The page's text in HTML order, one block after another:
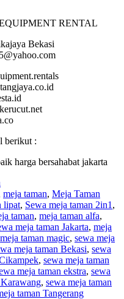
RENTAL
Bekasi
berikut :
harga bersahabat jakarta
meja taman, Meja Taman
lipat, Sewa meja taman 2in1 ,
taman, meja taman alfa,
meja taman Jakarta, meja
meja taman magic, sewa meja
meja taman Bekasi, sewa
, sewa meja taman
meja taman ekstra, sewa
, sewa meja taman
taman Tangerang